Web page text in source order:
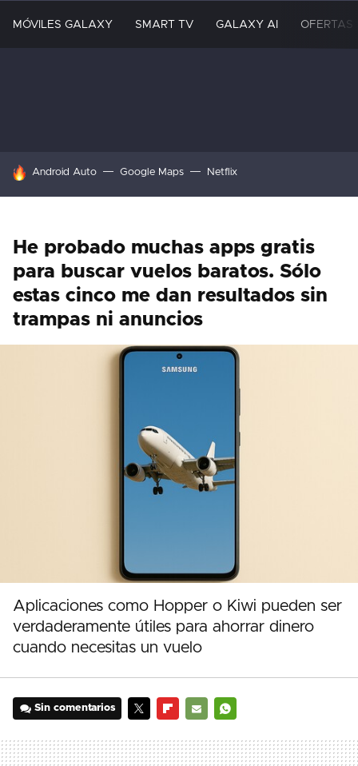
MÓVILES GALAXY SMART TV GALAXY AI OFERTAS
HOY SE HABLA DE
Android Auto Google Maps Netflix
He probado muchas apps gratis
para buscar vuelos baratos. Sólo
estas cinco me dan resultados sin
trampas ni anuncios
Aplicaciones como Hopper o Kiwi pueden ser
verdaderamente útiles para ahorrar dinero
cuando necesitas un vuelo
Sin comentarios
MAIL